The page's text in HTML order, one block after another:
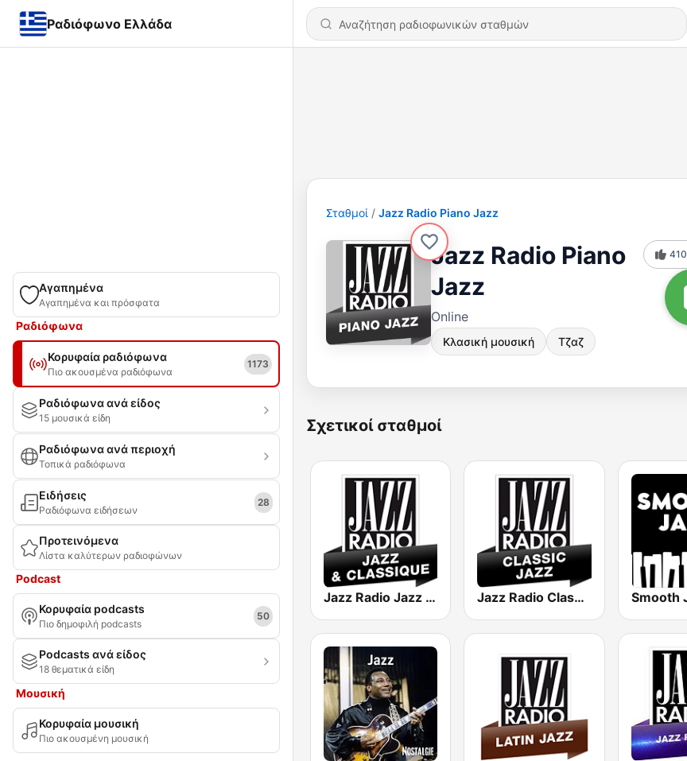
Ραδιόφωνο Ελλάδα
Αγαπημένα
Αγαπημένα και πρόσφατα
Ραδιόφωνα
Κορυφαία ραδιόφωνα
Πιο ακουσμένα ραδιόφωνα
1173
Ραδιόφωνα ανά είδος
15 μουσικά είδη
Ραδιόφωνα ανά περιοχή
Τοπικά ραδιόφωνα
Ειδήσεις
Ραδιόφωνα ειδήσεων
28
Προτεινόμενα
Λίστα καλύτερων ραδιοφώνων
Podcast
Κορυφαία podcasts
Πιο δημοφιλή podcasts
50
Podcasts ανά είδος
18 θεματικά είδη
Μουσική
Κορυφαία μουσική
Πιο ακουσμένη μουσική
Σταθμοί Jazz Radio Piano Jazz
Jazz Radio Piano
Jazz
Online
Κλασική μουσική Τζαζ
410
Σχετικοί σταθμοί
Jazz Radio Jazz & Classique Jazz Radio Classic Jazz